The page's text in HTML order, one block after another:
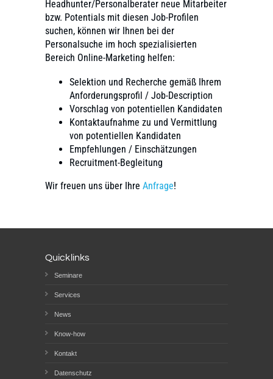
Headhunter/Personalberater neue Mitarbeiter
bzw. Potentials mit diesen Job-Profilen
suchen, können wir Ihnen bei der
Personalsuche im hoch spezialisierten
Bereich Online-Marketing helfen:
Selektion und Recherche gemäß Ihrem
Anforderungsprofil / Job-Description
Vorschlag von potentiellen Kandidaten
Kontaktaufnahme zu und Vermittlung
von potentiellen Kandidaten
Empfehlungen / Einschätzungen
Recruitment-Begleitung
Wir freuen uns über Ihre Anfrage!
Quicklinks
Seminare
Services
News
Know-how
Kontakt
Datenschutz